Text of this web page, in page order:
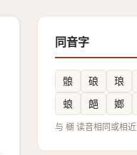
同音字
䯖 硠 琅
蜋
郒 嫏
与 樃 读音相同或相近